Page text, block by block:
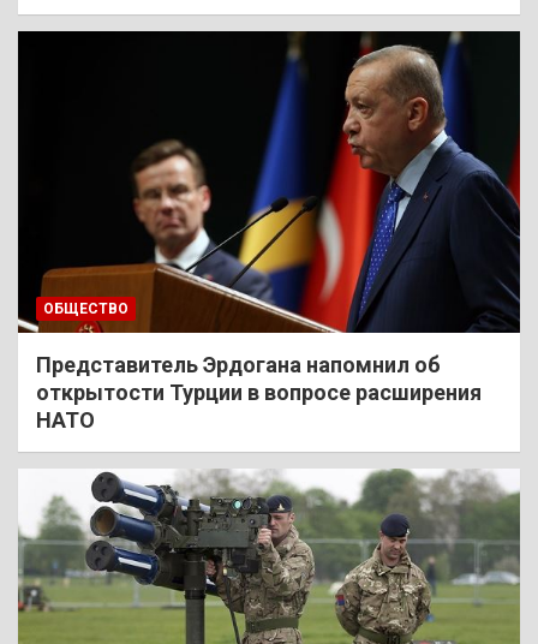
ОБЩЕСТВО
Представитель Эрдогана напомнил об
открытости Турции в вопросе расширения
НАТО